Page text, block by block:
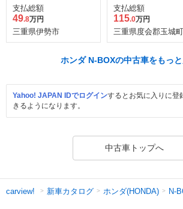
支払総額
49.8万円
三重県伊勢市
支払総額
115.0万円
三重県度会郡玉城町
ホンダ N-BOXの中古車をもっ
Yahoo! JAPAN IDでログインするとお気に入りに登
きるようになります。
中古車トップへ
carview! 新車カタログ ホンダ(HONDA) N-